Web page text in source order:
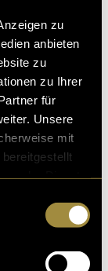
zu
anbieten
zu
zu Ihrer
für
Unsere
mit